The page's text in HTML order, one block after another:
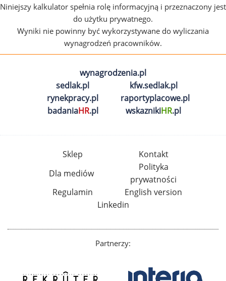
Niniejszy kalkulator spełnia rolę informacyjną i przeznaczony jest
do użytku prywatnego.
Wyniki nie powinny być wykorzystywane do wyliczania
wynagrodzeń pracowników.
wynagrodzenia.pl
sedlak.pl
kfw.sedlak.pl
rynekpracy.pl
raportyplacowe.pl
badaniaHR.pl wskaznikiHR.pl
Sklep
Kontakt
Dla mediów
Polityka
prywatności
Regulamin
English version
Linkedin
Partnerzy: